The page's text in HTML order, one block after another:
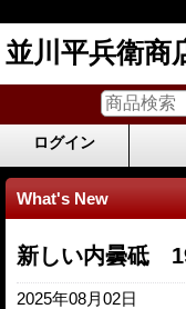
並川平兵衛商
ログイン
What's New
新しい内曇砥
2025年08月02日